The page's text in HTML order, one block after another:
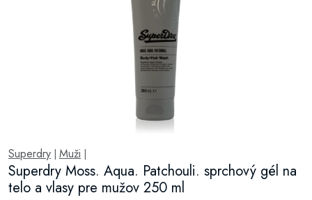
Superdry Muži
Superdry Moss. Aqua. Patchouli. sprchový gél na
telo a vlasy pre mužov 250 ml